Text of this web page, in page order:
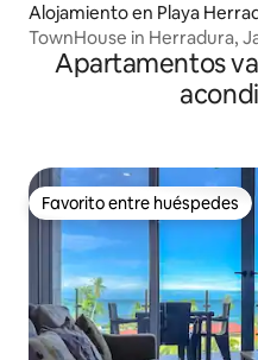
Alojamiento en Playa
TownHouse in Herradura,
Apartamentos
Favorito entre huéspedes
Favorito entre huéspedes